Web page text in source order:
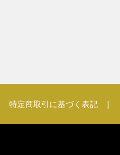
特定商取引に基づく表記